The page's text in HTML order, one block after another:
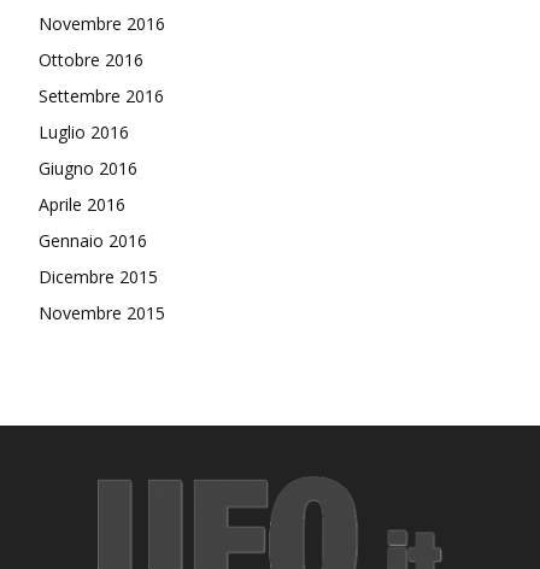
Novembre 2016
Ottobre 2016
Settembre 2016
Luglio 2016
Giugno 2016
Aprile 2016
Gennaio 2016
Dicembre 2015
Novembre 2015